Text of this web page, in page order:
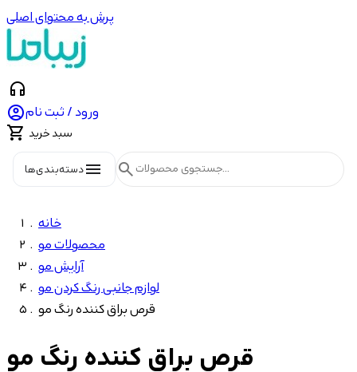
پرش به محتوای اصلی
headphones
ورود / ثبت نام
 سبد خرید
menuدسته‌بندی‌ها search
خانه
محصولات مو
آرایش مو
لوازم جانبی رنگ کردن مو
قرص براق کننده رنگ مو
قرص براق کننده رنگ مو